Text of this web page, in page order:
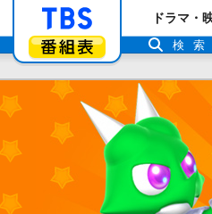
「TBSテレビ
番組表
ドラマ・
検索